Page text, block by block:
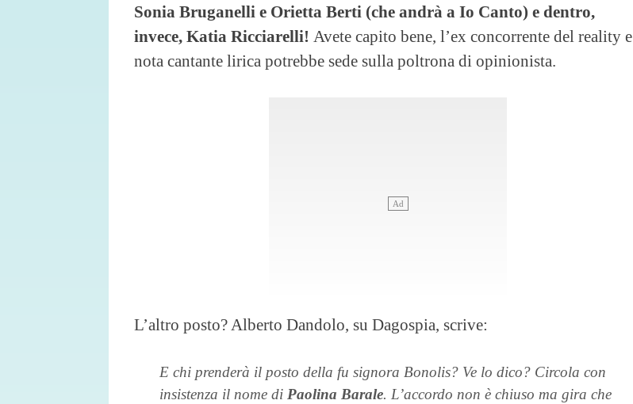
Sonia Bruganelli e Orietta Berti (che andrà a Io Canto) e dentro,
invece, Katia Ricciarelli! Avete capito bene, l’ex concorrente del reality e
nota cantante lirica potrebbe sede sulla poltrona di opinionista.
L’altro posto? Alberto Dandolo, su Dagospia, scrive:
E chi prenderà il posto della fu signora Bonolis? Ve lo dico? Circola con
insistenza il nome di Paolina Barale. L’accordo non è chiuso ma gira che